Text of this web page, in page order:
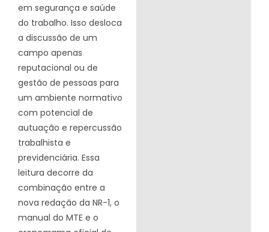
em segurança e saúde
do trabalho. Isso desloca
a discussão de um
campo apenas
reputacional ou de
gestão de pessoas para
um ambiente normativo
com potencial de
autuação e repercussão
trabalhista e
previdenciária. Essa
leitura decorre da
combinação entre a
nova redação da NR-1, o
manual do MTE e o